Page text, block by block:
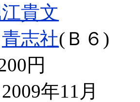
貴文
青志社(Ｂ６)
円
年11月